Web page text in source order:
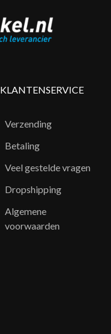
KLANTENSERVICE
Verzending
Betaling
Veel gestelde vragen
Dropshipping
Algemene
voorwaarden